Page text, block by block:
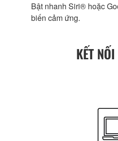
Bật nhanh Siri® hoặc
biến cảm ứng.
KẾT